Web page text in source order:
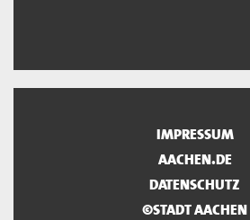
IMPRESSUM
AACHEN.DE
DATENSCHUTZ
©STADT AACHEN